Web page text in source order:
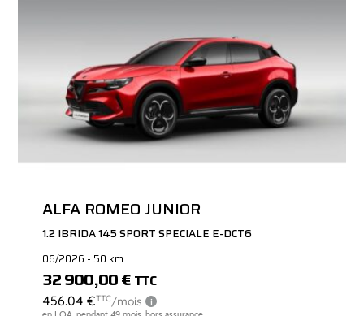
ALFA ROMEO JUNIOR
1.2 IBRIDA 145 SPORT SPECIALE E-DCT6
06/2026 - 50 km
32 900,00 € TTC